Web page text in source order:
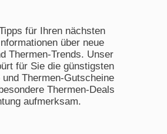
für Ihren nächsten
über neue
Thermen-Trends. Unser
für Sie die günstigsten
Thermen-Gutscheine
Thermen-Deals
aufmerksam.